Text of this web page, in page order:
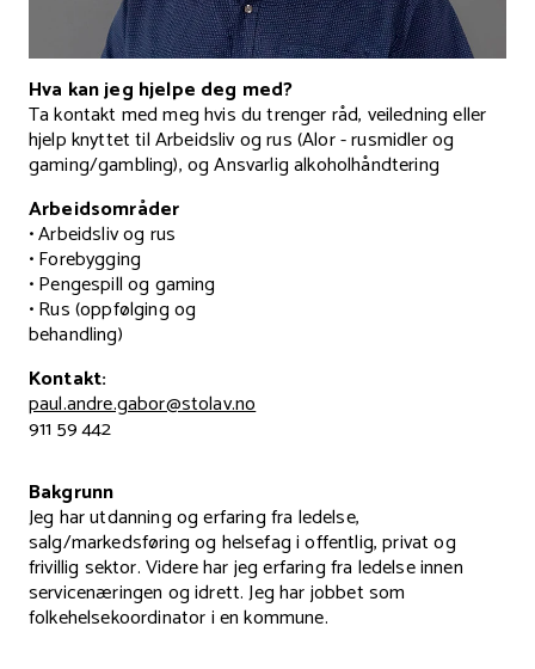
Hva kan jeg hjelpe deg med?
Ta kontakt med meg hvis du trenger råd, veiledning eller
hjelp knyttet til Arbeidsliv og rus (Alor - rusmidler og
gaming/gambling), og Ansvarlig alkoholhåndtering
Arbeidsområder
• Arbeidsliv og rus
• Forebygging
• Pengespill og gaming
• Rus (oppfølging og
behandling)
Kontakt:
paul.andre.gabor@stolav.no
911 59 442
Bakgrunn
Jeg har utdanning og erfaring fra ledelse,
salg/markedsføring og helsefag i offentlig, privat og
frivillig sektor. Videre har jeg erfaring fra ledelse innen
servicenæringen og idrett. Jeg har jobbet som
folkehelsekoordinator i en kommune.